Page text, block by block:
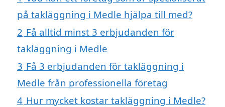
på takläggning i Medle hjälpa till med?
2 Få alltid minst 3 erbjudanden för
takläggning i Medle
3 Få 3 erbjudanden för takläggning i
Medle från professionella företag
4 Hur mycket kostar takläggning i Medle?